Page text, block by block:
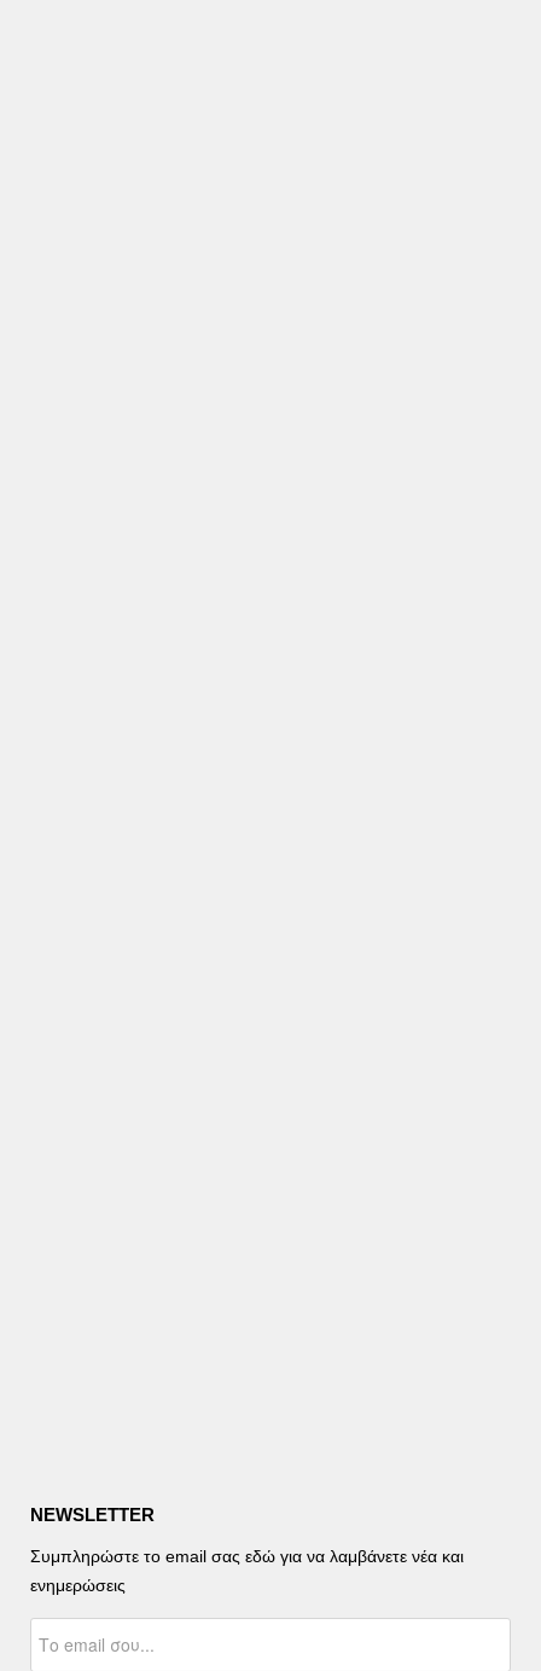
NEWSLETTER
Συμπληρώστε το email σας εδώ για να λαμβάνετε νέα και
ενημερώσεις